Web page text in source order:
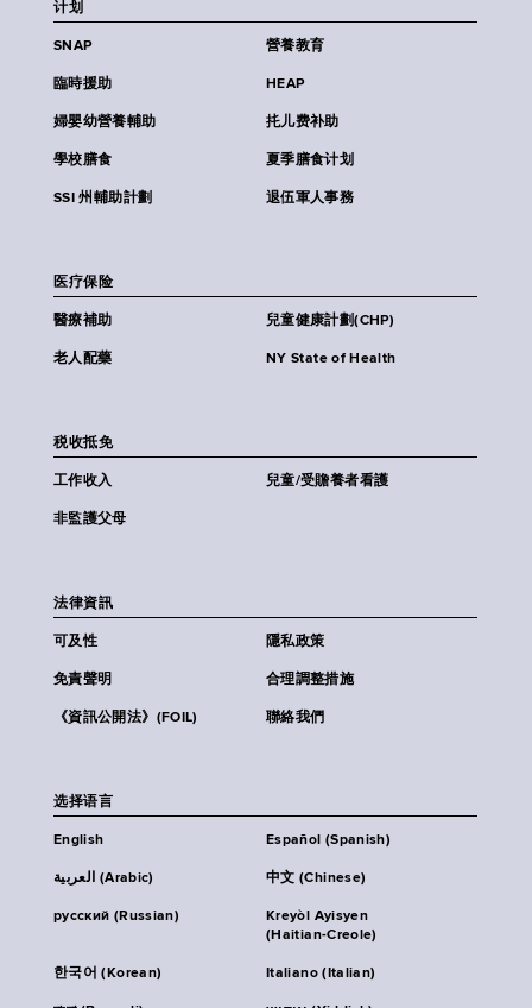
计划
SNAP 營養教育
臨時援助 HEAP
婦嬰幼營養輔助 扥儿费补助
學校膳食 夏季膳食计划
SSI 州輔助計劃 退伍軍人事務
医疗保险
醫療補助 兒童健康計劃(CHP)
老人配藥 NY State of Health
税收抵免
工作收入 兒童/受贍養者看護
非監護父母
法律資訊
可及性 隱私政策
免責聲明 合理調整措施
《資訊公開法》(FOIL) 聯絡我們
选择语言
English Español (Spanish)
العربية (Arabic) 中文 (Chinese)
русский (Russian)
Kreyòl Ayisyen
(Haitian-Creole)
한국어 (Korean) Italiano (Italian)